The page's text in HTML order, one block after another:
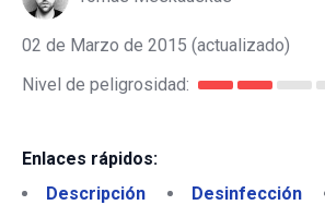
02 de Marzo de 2015 (actualizado)
Nivel de peligrosidad:
Enlaces rápidos:
Descripción
Desinfección